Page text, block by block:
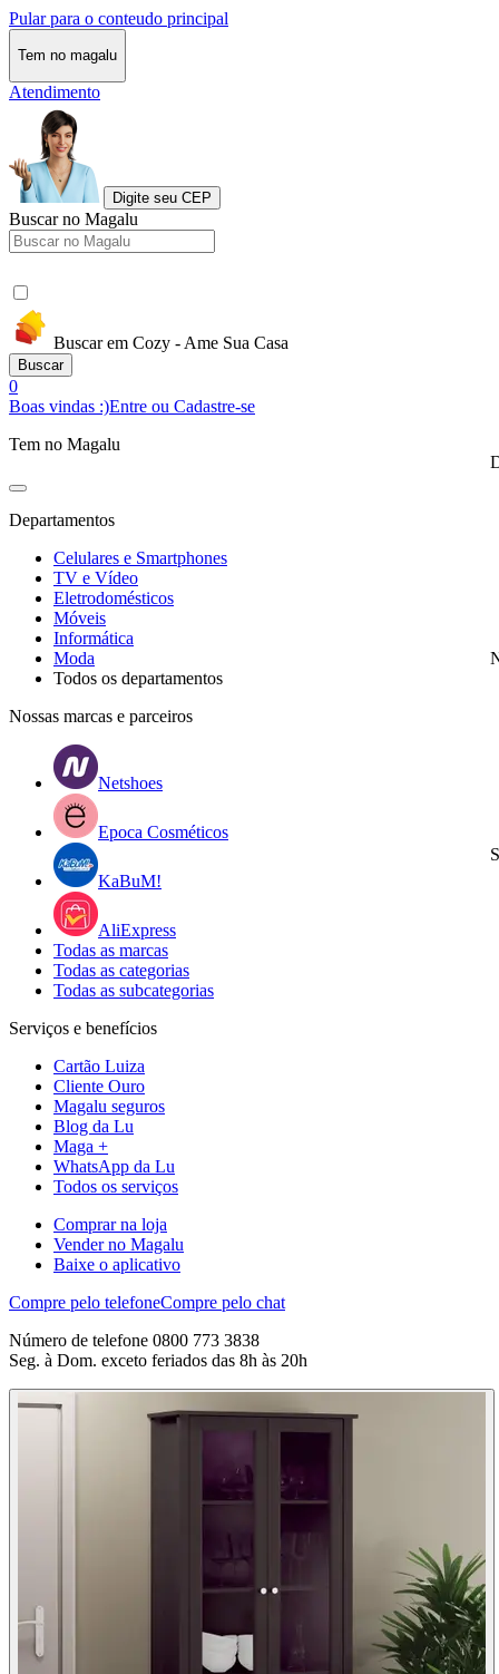
Pular para o conteudo principal
Tem no magalu
Atendimento
Digite seu CEP
Buscar no Magalu
Buscar em Cozy - Ame Sua Casa
Buscar
0
Boas vindas :)Entre ou Cadastre-se
Tem no Magalu
Departamentos
Celulares e Smartphones
TV e Vídeo
Eletrodomésticos
Móveis
Informática
Moda
Todos os departamentos
Nossas marcas e parceiros
Netshoes
Epoca Cosméticos
KaBuM!
AliExpress
Todas as marcas
Todas as categorias
Todas as subcategorias
Serviços e benefícios
Cartão Luiza
Cliente Ouro
Magalu seguros
Blog da Lu
Maga +
WhatsApp da Lu
Todos os serviços
Comprar na loja
Vender no Magalu
Baixe o aplicativo
Compre pelo telefoneCompre pelo chat
Número de telefone 0800 773 3838
Seg. à Dom. exceto feriados das 8h às 20h